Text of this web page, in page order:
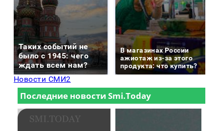
Таких событий не
было с 1945: чего
ждать всем нам?
В магазинах России
ажиотаж из-за этого
продукта: что купить?
Новости СМИ2